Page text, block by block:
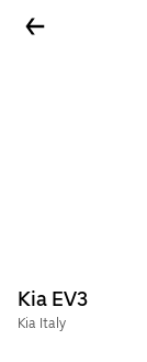
Kia EV3
Kia Italy